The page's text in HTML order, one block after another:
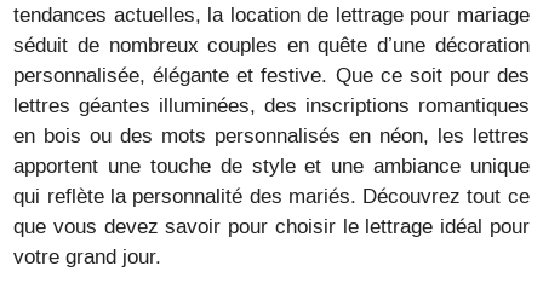
tendances actuelles, la location de lettrage pour mariage
séduit de nombreux couples en quête d’une décoration
personnalisée, élégante et festive. Que ce soit pour des
lettres géantes illuminées, des inscriptions romantiques
en bois ou des mots personnalisés en néon, les lettres
apportent une touche de style et une ambiance unique
qui reflète la personnalité des mariés. Découvrez tout ce
que vous devez savoir pour choisir le lettrage idéal pour
votre grand jour.